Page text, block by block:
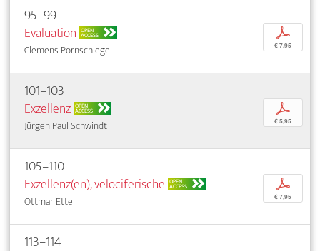
95–99
Evaluation OPEN
ACCESS
Clemens Pornschlegel
p
€ 7,95
101–103
Exzellenz OPEN
ACCESS
Jürgen Paul Schwindt
p
€ 5,95
105–110
Exzellenz(en), velociferische OPEN
ACCESS
Ottmar Ette
p
€ 7,95
113–114